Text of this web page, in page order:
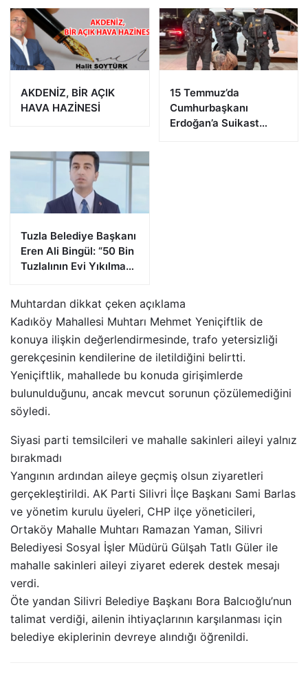
AKDENİZ, BİR AÇIK
HAVA HAZİNESİ
15 Temmuz’da
Cumhurbaşkanı
Erdoğan’a Suikast
Tuzla Belediye Başkanı
Eren Ali Bingül: “50 Bin
Tuzlalının Evi Yıkılma
Muhtardan dikkat çeken açıklama
Kadıköy Mahallesi Muhtarı Mehmet Yeniçiftlik de
konuya ilişkin değerlendirmesinde, trafo yetersizliği
gerekçesinin kendilerine de iletildiğini belirtti.
Yeniçiftlik, mahallede bu konuda girişimlerde
bulunulduğunu, ancak mevcut sorunun çözülemediğini
söyledi.
Siyasi parti temsilcileri ve mahalle sakinleri aileyi yalnız
bırakmadı
Yangının ardından aileye geçmiş olsun ziyaretleri
gerçekleştirildi. AK Parti Silivri İlçe Başkanı Sami Barlas
ve yönetim kurulu üyeleri, CHP ilçe yöneticileri,
Ortaköy Mahalle Muhtarı Ramazan Yaman, Silivri
Belediyesi Sosyal İşler Müdürü Gülşah Tatlı Güler ile
mahalle sakinleri aileyi ziyaret ederek destek mesajı
verdi.
Öte yandan Silivri Belediye Başkanı Bora Balcıoğlu’nun
talimat verdiği, ailenin ihtiyaçlarının karşılanması için
belediye ekiplerinin devreye alındığı öğrenildi.